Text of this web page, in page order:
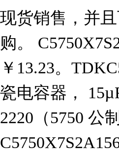
现货销售，并
购。
￥13.23。
瓷电容器，
2220（5750 公